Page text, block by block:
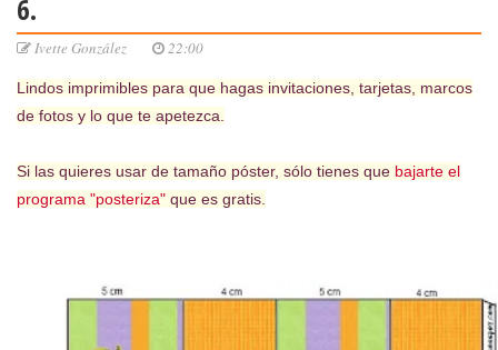
6.
Ivette González 22:00
Lindos imprimibles para que hagas invitaciones, tarjetas, marcos
de fotos y lo que te apetezca.
Si las quieres usar de tamaño póster, sólo tienes que bajarte el
programa "posteriza" que es gratis.